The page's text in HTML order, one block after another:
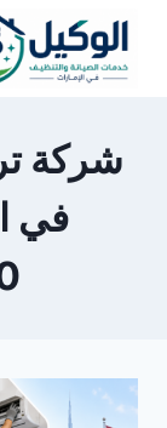
التجاوز
المحتوى
شركة
في